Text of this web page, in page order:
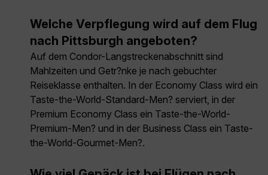
Welche Verpflegung wird auf dem Flug
nach Pittsburgh angeboten?
Auf dem Condor-Langstreckenabschnitt sind
Mahlzeiten und Getr?nke je nach gebuchter
Reiseklasse enthalten. In der Economy Class wird ein
Taste-the-World-Standard-Men? serviert, in der
Premium Economy Class ein Taste-the-World-
Premium-Men? und in der Business Class ein Taste-
the-World-Gourmet-Men?.